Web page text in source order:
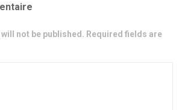
not be published. Required fields are